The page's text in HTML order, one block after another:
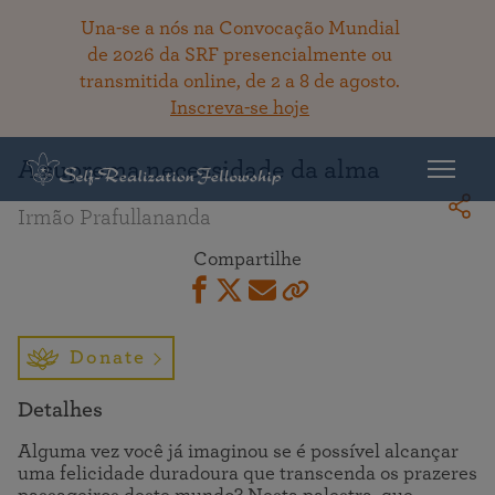
Una-se a nós na Convocação Mundial
de 2026 da SRF presencialmente ou
transmitida online, de 2 a 8 de agosto.
Inscreva-se hoje
Voltar ao acervo
A suprema necessidade da alma
Irmão Prafullananda
Compartilhe
Donate
Detalhes
Alguma vez você já imaginou se é possível alcançar
uma felicidade duradoura que transcenda os prazeres